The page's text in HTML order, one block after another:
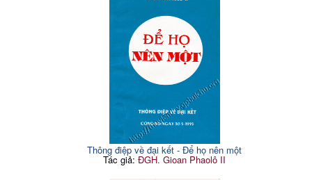
Thông điệp về đại kết - Để họ nên một
Tác giả:ĐGH. Gioan Phaolô II